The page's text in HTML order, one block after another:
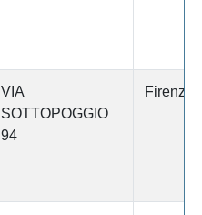
VIA
SOTTOPOGGIO
94
Firenze